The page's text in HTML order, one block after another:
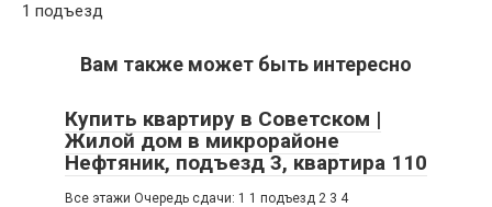
1 подъезд
Вам также может быть интересно
Купить квартиру в Советском |
Жилой дом в микрорайоне
Нефтяник, подъезд 3, квартира 110
Все этажи Очередь сдачи: 1 1 подъезд 2 3 4